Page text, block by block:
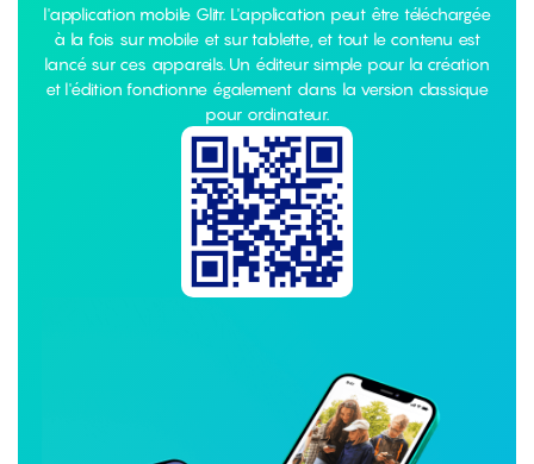
l'application mobile Glitr. L'application peut être téléchargée
à la fois sur mobile et sur tablette, et tout le contenu est
lancé sur ces appareils. Un éditeur simple pour la création
et l'édition fonctionne également dans la version classique
pour ordinateur.